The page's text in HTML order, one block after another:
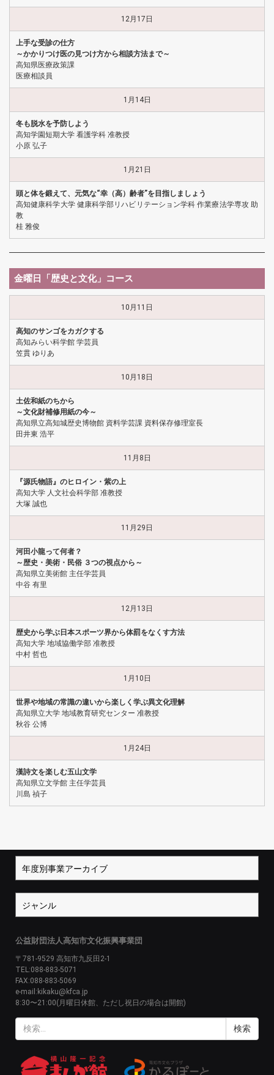
12月17日
上手な受診の仕方
～かかりつけ医の見つけ方から相談方法まで～
高知県医療政策課
医療相談員
1月14日
冬も脱水を予防しよう
高知学園短期大学 看護学科 准教授
小原 弘子
1月21日
頭と体を鍛えて、元気な“幸（高）齢者”を目指しましょう
高知健康科学大学 健康科学部リハビリテーション学科 作業療法学専攻 助
教
桂 雅俊
金曜日「歴史と文化」コース
10月11日
高知のサンゴをカガクする
高知みらい科学館 学芸員
笠貫 ゆりあ
10月18日
土佐和紙のちから
～文化財補修用紙の今～
高知県立高知城歴史博物館 資料学芸課 資料保存修理室長
田井東 浩平
11月8日
『源氏物語』のヒロイン・紫の上
高知大学 人文社会科学部 准教授
大塚 誠也
11月29日
河田小龍って何者？
～歴史・美術・民俗 ３つの視点から～
高知県立美術館 主任学芸員
中谷 有里
12月13日
歴史から学ぶ日本スポーツ界から体罰をなくす方法
高知大学 地域協働学部 准教授
中村 哲也
1月10日
世界や地域の常識の違いから楽しく学ぶ異文化理解
高知県立大学 地域教育研究センター 准教授
秋谷 公博
1月24日
漢詩文を楽しむ五山文学
高知県立文学館 主任学芸員
川島 禎子
公益財団法人高知市文化振興事業団
〒781-9529 高知市九反田2-1
TEL:088-883-5071
FAX:088-883-5069
e-mail:kikaku@kfca.jp
8:30〜21:00(月曜日休館、ただし祝日の場合は開館)
検
索: